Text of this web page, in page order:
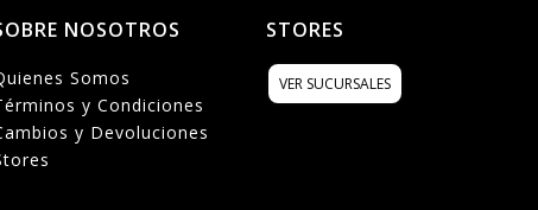
NOSOTROS
Somos
y Condiciones
y Devoluciones
STORES
VER SUCURSALES